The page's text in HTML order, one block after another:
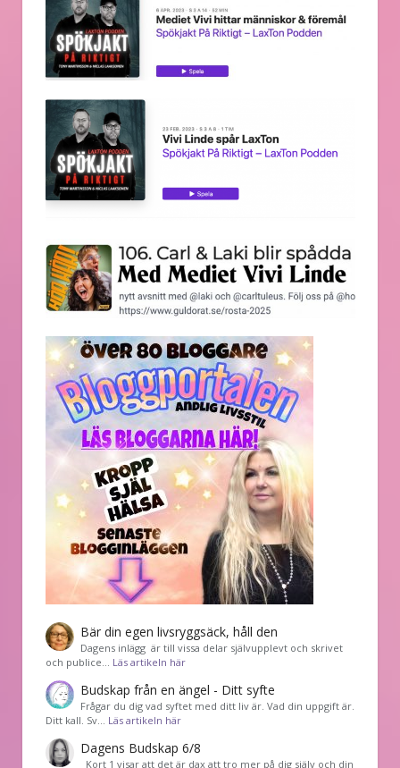
Bär din egen livsryggsäck, håll den
Dagens inlägg är till vissa delar självupplevt och skrivet
och publice… Läs artikeln här
Budskap från en ängel - Ditt syfte
Frågar du dig vad syftet med ditt liv är. Vad din uppgift är.
Ditt kall. Sv… Läs artikeln här
Dagens Budskap 6/8
Kort 1 visar att det är dax att tro mer på dig själv och din